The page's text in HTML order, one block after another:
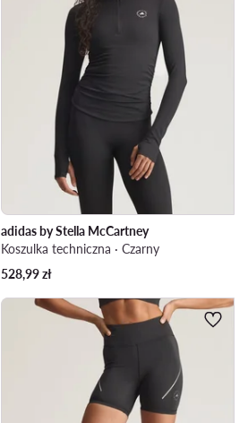
adidas by Stella McCartney
Koszulka techniczna · Czarny
528,99zł